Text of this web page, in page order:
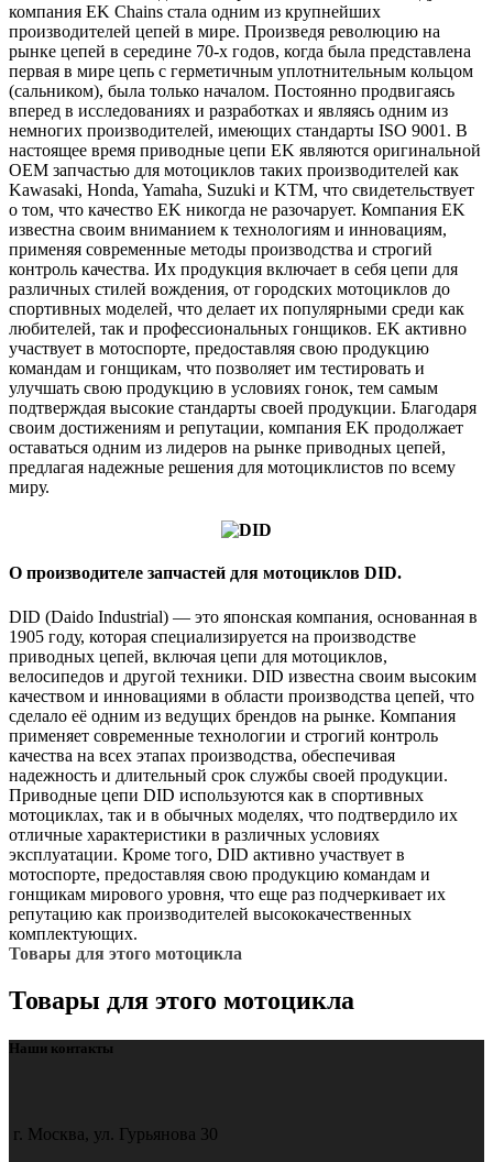
компания EK Chains стала одним из крупнейших
производителей цепей в мире. Произведя революцию на
рынке цепей в середине 70-х годов, когда была представлена
первая в мире цепь с герметичным уплотнительным кольцом
(сальником), была только началом. Постоянно продвигаясь
вперед в исследованиях и разработках и являясь одним из
немногих производителей, имеющих стандарты ISO 9001. В
настоящее время приводные цепи EK являются оригинальной
OEM запчастью для мотоциклов таких производителей как
Kawasaki, Honda, Yamaha, Suzuki и KTM, что свидетельствует
о том, что качество EK никогда не разочарует. Компания EK
известна своим вниманием к технологиям и инновациям,
применяя современные методы производства и строгий
контроль качества. Их продукция включает в себя цепи для
различных стилей вождения, от городских мотоциклов до
спортивных моделей, что делает их популярными среди как
любителей, так и профессиональных гонщиков. EK активно
участвует в мотоспорте, предоставляя свою продукцию
командам и гонщикам, что позволяет им тестировать и
улучшать свою продукцию в условиях гонок, тем самым
подтверждая высокие стандарты своей продукции. Благодаря
своим достижениям и репутации, компания EK продолжает
оставаться одним из лидеров на рынке приводных цепей,
предлагая надежные решения для мотоциклистов по всему
миру.
О производителе запчастей для мотоциклов DID.
DID (Daido Industrial) — это японская компания, основанная в
1905 году, которая специализируется на производстве
приводных цепей, включая цепи для мотоциклов,
велосипедов и другой техники. DID известна своим высоким
качеством и инновациями в области производства цепей, что
сделало её одним из ведущих брендов на рынке. Компания
применяет современные технологии и строгий контроль
качества на всех этапах производства, обеспечивая
надежность и длительный срок службы своей продукции.
Приводные цепи DID используются как в спортивных
мотоциклах, так и в обычных моделях, что подтвердило их
отличные характеристики в различных условиях
эксплуатации. Кроме того, DID активно участвует в
мотоспорте, предоставляя свою продукцию командам и
гонщикам мирового уровня, что еще раз подчеркивает их
репутацию как производителей высококачественных
комплектующих.
Товары для этого мотоцикла
Товары для этого мотоцикла
Наши контакты
г. Москва, ул. Гурьянова 30